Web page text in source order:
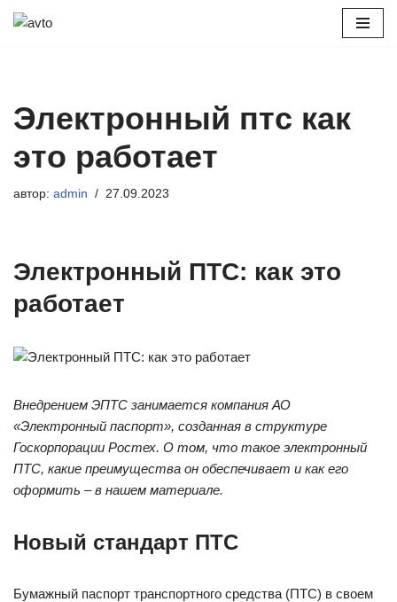
Электронный птс как
это работает
автор: admin 27.09.2023
Электронный ПТС: как это
работает
Внедрением ЭПТС занимается компания АО
«Электронный паспорт», созданная в структуре
Госкорпорации Ростех. О том, что такое электронный
ПТС, какие преимущества он обеспечивает и как его
оформить – в нашем материале.
Новый стандарт ПТС
Бумажный паспорт транспортного средства (ПТС) в своем